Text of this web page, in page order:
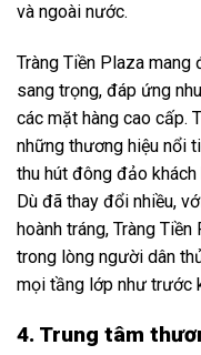
và ngoài nước.
Tràng Tiền Plaza mang
sang trọng, đáp ứng
các mặt hàng cao cấp.
những thương hiệu nổi
thu hút đông đảo
Dù đã thay đổi nhiều,
hoành tráng, Tràng
trong lòng người dân
mọi tầng lớp như trước
4. Trung tâm